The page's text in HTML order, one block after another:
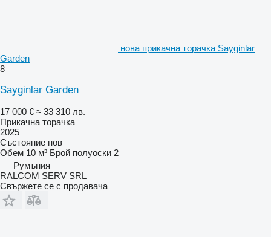
нова прикачна торачка Sayginlar
Garden
8
Sayginlar Garden
17 000 € ≈ 33 310 лв.
Прикачна торачка
2025
Състояние нов
Обем 10 м³ Брой полуоски 2
Румъния
RALCOM SERV SRL
Свържете се с продавача